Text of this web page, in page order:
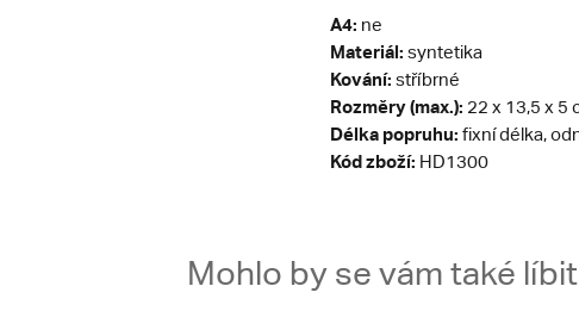
A4: ne
Materiál: syntetika
Kování: stříbrné
Rozměry (max.): 22 x 13,5 x 5
Délka popruhu: fixní délka,
Kód zboží: HD1300
Mohlo by se vám také líbit